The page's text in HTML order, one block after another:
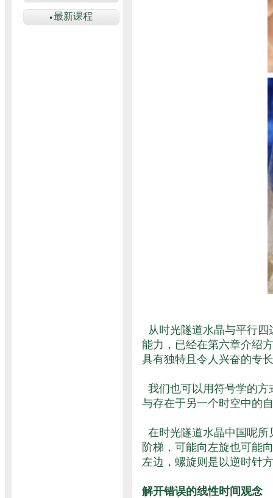
从时光隧道水晶与平行
能力，已经在第六章介绍
具有独特且令人兴奋的专
我们也可以用符号学的
与存在于另一个时空中的
在时光隧道水晶中国呢
阶梯，可能向左旋也可能
左边，螺旋则是以逆时针
解开错误的线性时间观念